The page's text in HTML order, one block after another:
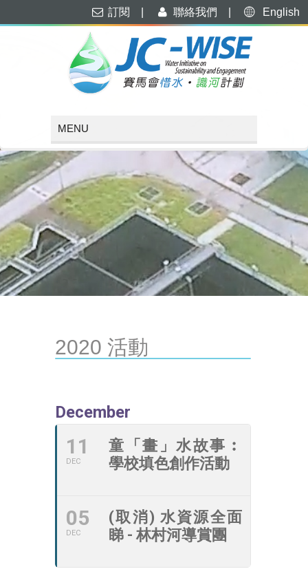
訂閱 聯絡我們 English
2020 活動
December
11
DEC
童「畫」水故事︰
學校填色創作活動
05
DEC
(取消) 水資源全面
睇 - 林村河導賞團